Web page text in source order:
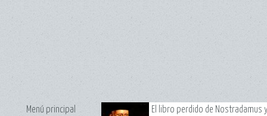
Menú principal
El libro perdido de Nostradamus